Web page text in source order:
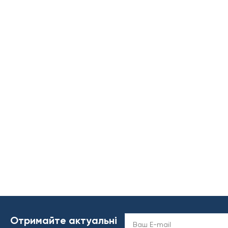
Отримайте актуальні